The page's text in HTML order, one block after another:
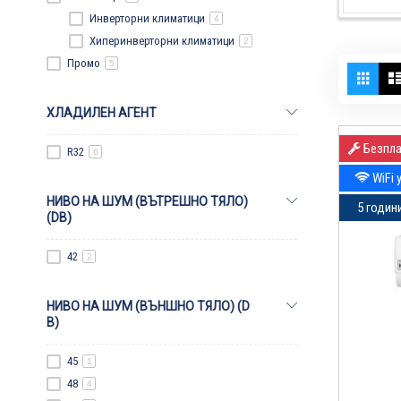
Виж
като
WiFi
5
Инверторни климатици 4
Хиперинверторни климатици 2
Промо 5
ХЛАДИЛЕН АГЕНТ
R32 6
НИВО НА ШУМ (ВЪТРЕШНО ТЯЛО)
(DB)
42 2
НИВО НА ШУМ (ВЪНШНО ТЯЛО) (D
B)
45 1
48 4